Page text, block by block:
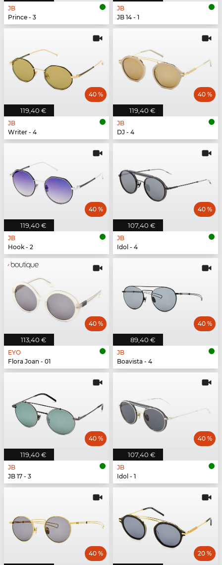
JB
Prince - 3
JB
JB 14 - 1
119,40 €
40 %
JB
Writer - 4
119,40 €
40 %
JB
DJ - 4
119,40 €
40 %
JB
Hook - 2
107,40 €
40 %
JB
Idol - 4
113,40 €
40 %
EYO
Flora Joan - 01
89,40 €
40 %
JB
Boavista - 4
119,40 €
40 %
JB
JB 17 - 3
107,40 €
40 %
JB
Idol - 1
40 % 20 %